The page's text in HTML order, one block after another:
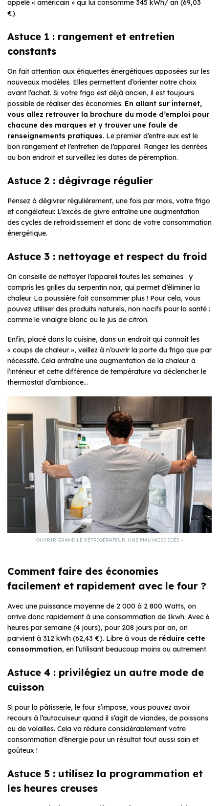
appelé « américain » qui lui consomme 345 kWh/ an (69,03
€).
Astuce 1 : rangement et entretien
constants
On fait attention aux étiquettes énergétiques apposées sur les
nouveaux modèles. Elles permettent d’orienter notre choix
avant l’achat. Si votre frigo est déjà ancien, il est toujours
possible de réaliser des économies. En allant sur internet,
vous allez retrouver la brochure du mode d’emploi pour
chacune des marques et y trouver une foule de
renseignements pratiques. Le premier d’entre eux est le
bon rangement et l’entretien de l’appareil. Rangez les denrées
au bon endroit et surveillez les dates de péremption.
Astuce 2 : dégivrage régulier
Pensez à dégivrer régulièrement, une fois par mois, votre frigo
et congélateur. L’excès de givre entraîne une augmentation
des cycles de refroidissement et donc de votre consommation
énergétique.
Astuce 3 : nettoyage et respect du froid
On conseille de nettoyer l’appareil toutes les semaines : y
compris les grilles du serpentin noir, qui permet d’éliminer la
chaleur. La poussière fait consommer plus ! Pour cela, vous
pouvez utiliser des produits naturels, non nocifs pour la santé :
comme le vinaigre blanc ou le jus de citron.
Enfin, placé dans la cuisine, dans un endroit qui connaît les
« coups de chaleur », veillez à n’ouvrir la porte du frigo que par
nécessité. Cela entraîne une augmentation de la chaleur à
l’intérieur et cette différence de température va déclencher le
thermostat d’ambiance…
OUVRIR GRAND LE RÉFRIGÉRATEUR, UNE MAUVAISE IDÉE –
Comment faire des économies
facilement et rapidement avec le four ?
Avec une puissance moyenne de 2 000 à 2 800 Watts, on
arrive donc rapidement à une consommation de 1kwh. Avec 6
heures par semaine (4 jours), pour 208 jours par an, on
parvient à 312 kWh (62,43 €). Libre à vous de réduire cette
consommation, en l’utilisant beaucoup moins ou autrement.
Astuce 4 : privilégiez un autre mode de
cuisson
Si pour la pâtisserie, le four s’impose, vous pouvez avoir
recours à l’autocuiseur quand il s’agit de viandes, de poissons
ou de volailles. Cela va réduire considérablement votre
consommation d’énergie pour un résultat tout aussi sain et
goûteux !
Astuce 5 : utilisez la programmation et
les heures creuses